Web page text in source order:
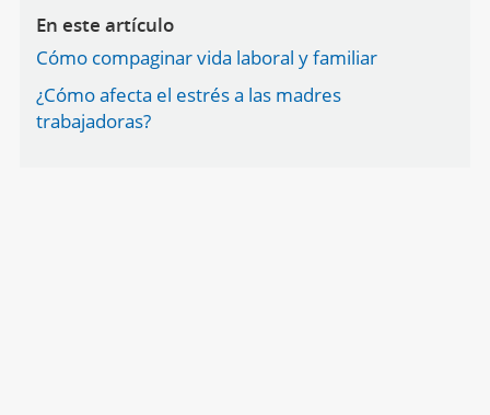
En este artículo
Cómo compaginar vida laboral y familiar
¿Cómo afecta el estrés a las madres
trabajadoras?